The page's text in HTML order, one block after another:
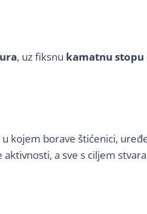
, uz fiksnu kamatnu stopu
kojem borave štićenici,
a sve s ciljem